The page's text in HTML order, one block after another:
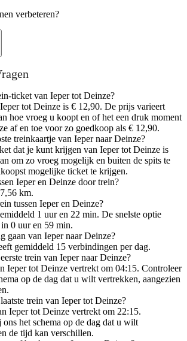
verbeteren?
ticket van Ieper tot Deinze?
tot Deinze is € 12,90. De prijs varieert
hoe vroeg u koopt en of het een druk moment
af en toe voor zo goedkoop als € 12,90.
treinkaartje van Ieper naar Deinze?
dat je kunt krijgen van Ieper tot Deinze is
om zo vroeg mogelijk en buiten de spits te
mogelijke ticket te krijgen.
Ieper en Deinze door trein?
km.
tussen Ieper en Deinze?
1 uur en 22 min. De snelste optie
0 uur en 59 min.
gaan van Ieper naar Deinze?
gemiddeld 15 verbindingen per dag.
trein van Ieper naar Deinze?
Ieper tot Deinze vertrekt om 04:15. Controleer
op de dag dat u wilt vertrekken, aangezien
trein van Ieper tot Deinze?
Ieper tot Deinze vertrekt om 22:15.
het schema op de dag dat u wilt
de tijd kan verschillen.